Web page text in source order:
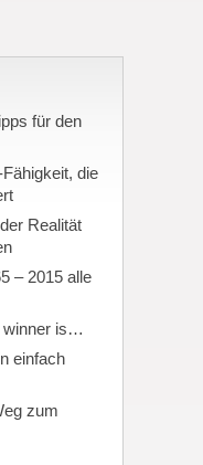
für den
die
Realität
– 2015 alle
winner is…
einfach
zum